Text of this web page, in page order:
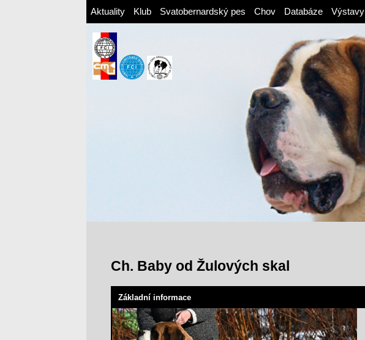
Aktuality Klub Svatobernardský pes Chov Databáze Výstavy
Ch. Baby od Žulových skal
Základní informace